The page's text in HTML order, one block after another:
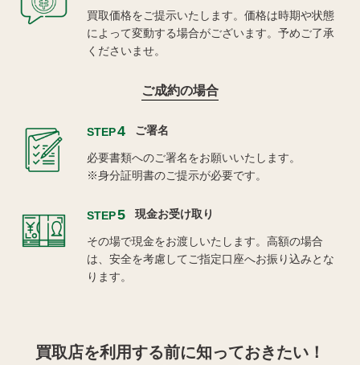
買取価格をご提示いたします。価格は時期や状態
によって変動する場合がございます。予めご了承
くださいませ。
ご成約の場合
STEP4 ご署名
必要書類へのご署名をお願いいたします。
※身分証明書のご提示が必要です。
STEP5 現金お受け取り
その場で現金をお渡しいたします。高額の場合
は、安全を考慮してご指定口座へお振り込みとな
ります。
買取店を利用する前に知っておきたい！